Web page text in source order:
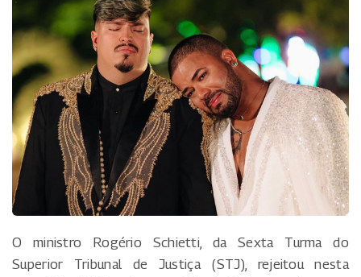
O ministro Rogério Schietti, da Sexta Turma do
Superior Tribunal de Justiça (STJ), rejeitou nesta